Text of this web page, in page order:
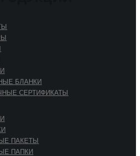
БЛАНКИ
СЕРТИФИКАТЫ
ПАКЕТЫ
ПАПКИ